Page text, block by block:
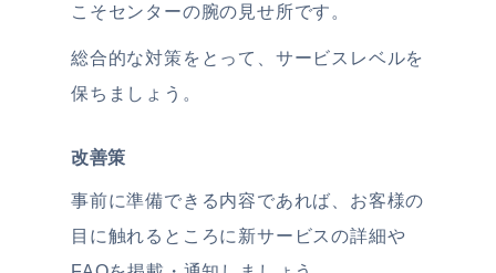
こそセンターの腕の見せ所です。
総合的な対策をとって、サービスレベルを
保ちましょう。
改善策
事前に準備できる内容であれば、お客様の
目に触れるところに新サービスの詳細や